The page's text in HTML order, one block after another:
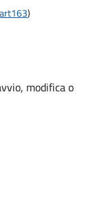
)
modifica o